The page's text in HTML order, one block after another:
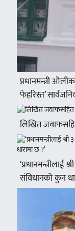
प्रधानमन्त्री
फेहरिस्त’
लिखित
संविधानको कुन